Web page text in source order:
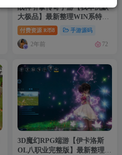
战神引擎传奇手游【我本沉默
大极品】最新整理WIN系特色
服务端+安卓苹果双端+GM授
权物品后台+详细搭建教程
付费资源 R币8 手游源码
2年前 72
3D魔幻RPG端游【伊卡洛斯
OL八职业完整版】最新整理